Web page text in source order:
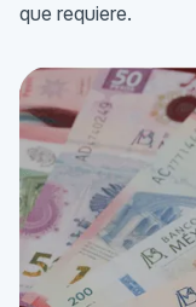
que requiere.